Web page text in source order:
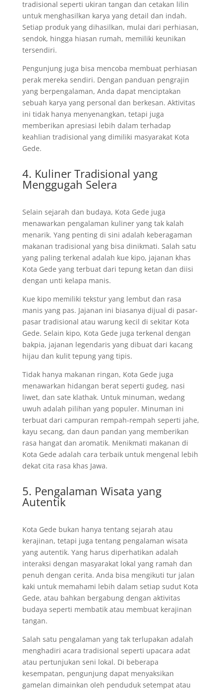
tradisional seperti ukiran tangan dan cetakan lilin
untuk menghasilkan karya yang detail dan indah.
Setiap produk yang dihasilkan, mulai dari perhiasan,
sendok, hingga hiasan rumah, memiliki keunikan
tersendiri.
Pengunjung juga bisa mencoba membuat perhiasan
perak mereka sendiri. Dengan panduan pengrajin
yang berpengalaman, Anda dapat menciptakan
sebuah karya yang personal dan berkesan. Aktivitas
ini tidak hanya menyenangkan, tetapi juga
memberikan apresiasi lebih dalam terhadap
keahlian tradisional yang dimiliki masyarakat Kota
Gede.
4. Kuliner Tradisional yang
Menggugah Selera
Selain sejarah dan budaya, Kota Gede juga
menawarkan pengalaman kuliner yang tak kalah
menarik. Yang penting di sini adalah keberagaman
makanan tradisional yang bisa dinikmati. Salah satu
yang paling terkenal adalah kue kipo, jajanan khas
Kota Gede yang terbuat dari tepung ketan dan diisi
dengan unti kelapa manis.
Kue kipo memiliki tekstur yang lembut dan rasa
manis yang pas. Jajanan ini biasanya dijual di pasar-
pasar tradisional atau warung kecil di sekitar Kota
Gede. Selain kipo, Kota Gede juga terkenal dengan
bakpia, jajanan legendaris yang dibuat dari kacang
hijau dan kulit tepung yang tipis.
Tidak hanya makanan ringan, Kota Gede juga
menawarkan hidangan berat seperti gudeg, nasi
liwet, dan sate klathak. Untuk minuman, wedang
uwuh adalah pilihan yang populer. Minuman ini
terbuat dari campuran rempah-rempah seperti jahe,
kayu secang, dan daun pandan yang memberikan
rasa hangat dan aromatik. Menikmati makanan di
Kota Gede adalah cara terbaik untuk mengenal lebih
dekat cita rasa khas Jawa.
5. Pengalaman Wisata yang
Autentik
Kota Gede bukan hanya tentang sejarah atau
kerajinan, tetapi juga tentang pengalaman wisata
yang autentik. Yang harus diperhatikan adalah
interaksi dengan masyarakat lokal yang ramah dan
penuh dengan cerita. Anda bisa mengikuti tur jalan
kaki untuk memahami lebih dalam setiap sudut Kota
Gede, atau bahkan bergabung dengan aktivitas
budaya seperti membatik atau membuat kerajinan
tangan.
Salah satu pengalaman yang tak terlupakan adalah
menghadiri acara tradisional seperti upacara adat
atau pertunjukan seni lokal. Di beberapa
kesempatan, pengunjung dapat menyaksikan
gamelan dimainkan oleh penduduk setempat atau